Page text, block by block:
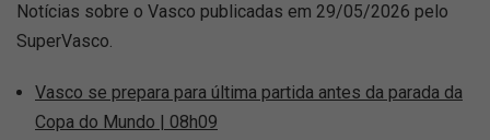
Notícias sobre o Vasco publicadas em 29/05/2026 pelo
SuperVasco.
Vasco se prepara para última partida antes da parada da
Copa do Mundo | 08h09